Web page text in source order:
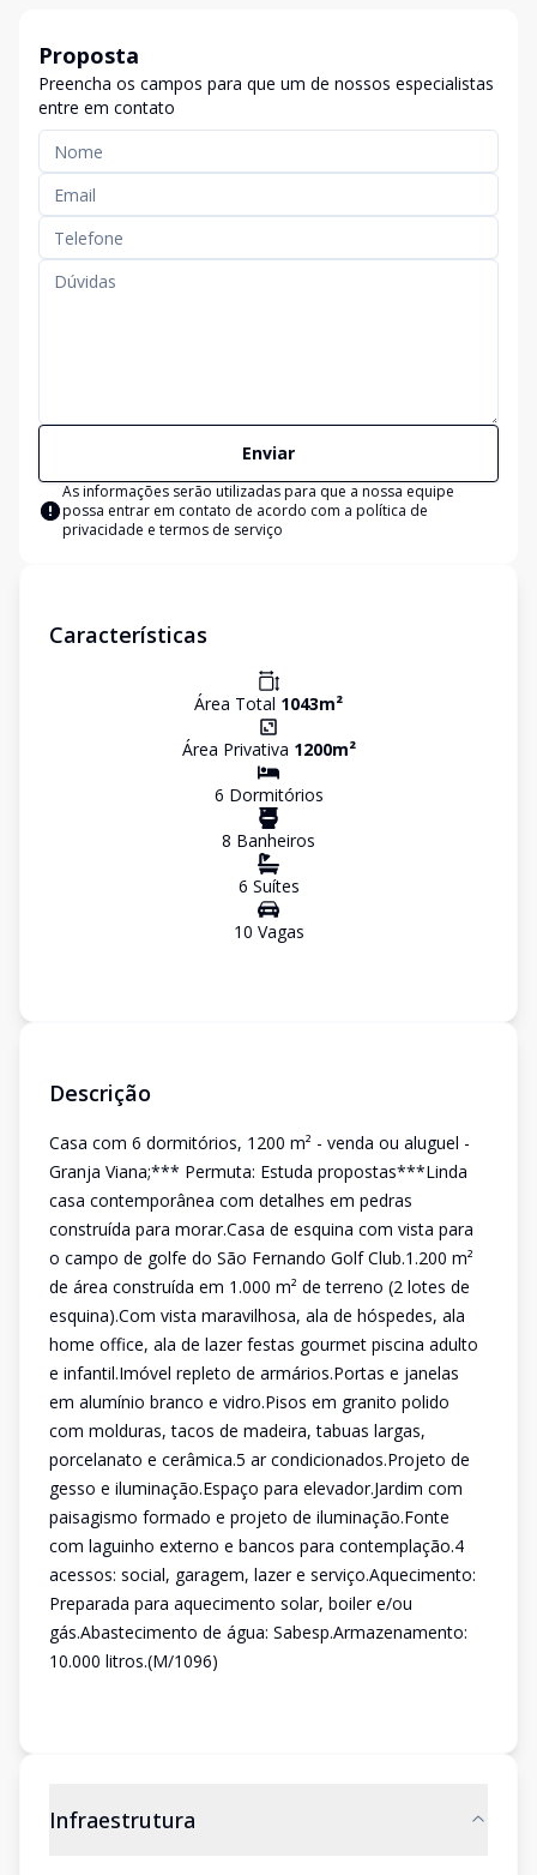
Proposta
Preencha os campos para que um de nossos especialistas
entre em contato
Enviar
As informações serão utilizadas para que a nossa equipe
possa entrar em contato de acordo com a política de
privacidade e termos de serviço
Características
Área Total 1043m²
Área Privativa 1200m²
6 Dormitórios
8 Banheiros
6 Suítes
10 Vagas
Descrição
Casa com 6 dormitórios, 1200 m² - venda ou aluguel -
Granja Viana;*** Permuta: Estuda propostas***Linda
casa contemporânea com detalhes em pedras
construída para morar.Casa de esquina com vista para
o campo de golfe do São Fernando Golf Club.1.200 m²
de área construída em 1.000 m² de terreno (2 lotes de
esquina).Com vista maravilhosa, ala de hóspedes, ala
home office, ala de lazer festas gourmet piscina adulto
e infantil.Imóvel repleto de armários.Portas e janelas
em alumínio branco e vidro.Pisos em granito polido
com molduras, tacos de madeira, tabuas largas,
porcelanato e cerâmica.5 ar condicionados.Projeto de
gesso e iluminação.Espaço para elevador.Jardim com
paisagismo formado e projeto de iluminação.Fonte
com laguinho externo e bancos para contemplação.4
acessos: social, garagem, lazer e serviço.Aquecimento:
Preparada para aquecimento solar, boiler e/ou
gás.Abastecimento de água: Sabesp.Armazenamento:
10.000 litros.(M/1096)
Infraestrutura